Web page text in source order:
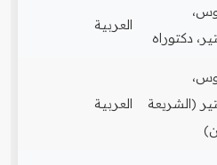
دكتوراه
العربية
(الشريعة
العربية